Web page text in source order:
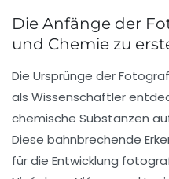
Die Anfänge der
und Chemie zu
Die Ursprünge der
als Wissenschaftler
chemische Substanzen
Diese bahnbrechende
für die Entwicklung